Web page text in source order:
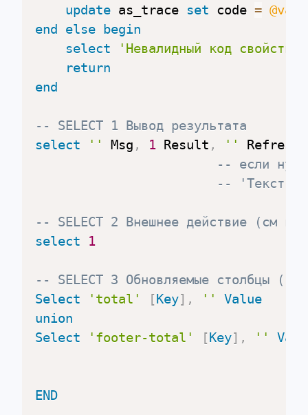
update as_trace set code =
end else begin
select
'Невалидный код свойства'
return
end
-- SELECT 1 Вывод результата
select
'' Msg , 1 Result , ''
-- если
-- 'Текст
-- SELECT 2 Внешнее действие (см в
select
1
-- SELECT 3 Обновляемые столбцы
Select
'total' [Key] , ''
Value
union
Select
'footer-total' [Key] , ''
END